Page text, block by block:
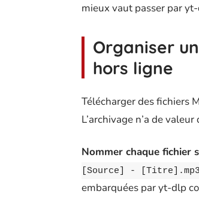
mieux vaut passer par
Organiser
hors ligne
Télécharger des fichiers
L’archivage n’a de
Nommer chaque fichier
[Source] - [Titre].mp3
embarquées par yt-dlp